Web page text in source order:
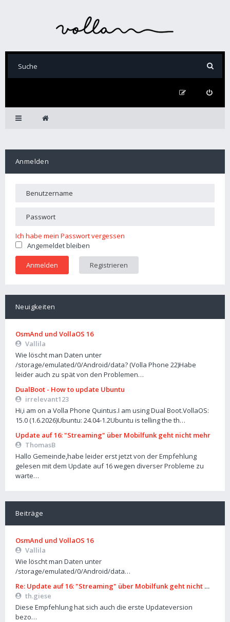
Anmelden
Ich habe mein Passwort vergessen
Angemeldet bleiben
Registrieren
Neuigkeiten
OsmAnd und VollaOS 16
Vallila
Wie löscht man Daten unter
/storage/emulated/0/Android/data? (Volla Phone 22)Habe
leider auch zu spät von den Problemen…
DualBoot - How to update Ubuntu
irrelevant123
Hi,i am on a Volla Phone Quintus.I am using Dual Boot.VollaOS:
15.0 (1.6.2026)Ubuntu: 24.04-1.2Ubuntu is telling the th…
Update auf 16: "Streaming" über Mobilfunk geht nicht mehr
ThomasB
Hallo Gemeinde,habe leider erst jetzt von der Empfehlung
gelesen mit dem Update auf 16 wegen diverser Probleme zu
warte…
Beiträge
OsmAnd und VollaOS 16
Vallila
Wie löscht man Daten unter
/storage/emulated/0/Android/data…
Re: Update auf 16: "Streaming" über Mobilfunk geht nicht mehr
th.giese
Diese Empfehlung hat sich auch die erste Updateversion
bezo…